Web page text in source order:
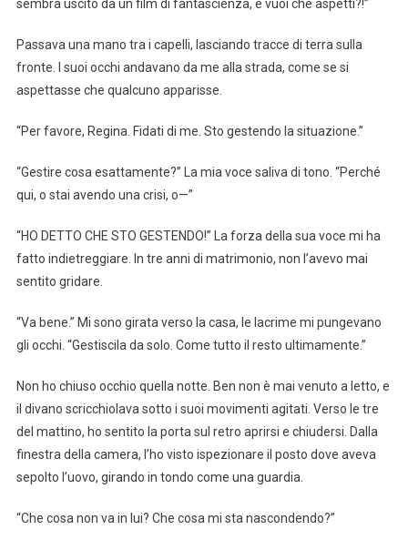
sembra uscito da un film di fantascienza, e vuoi che aspetti?!”
Passava una mano tra i capelli, lasciando tracce di terra sulla
fronte. I suoi occhi andavano da me alla strada, come se si
aspettasse che qualcuno apparisse.
“Per favore, Regina. Fidati di me. Sto gestendo la situazione.”
“Gestire cosa esattamente?” La mia voce saliva di tono. “Perché
qui, o stai avendo una crisi, o—”
“HO DETTO CHE STO GESTENDO!” La forza della sua voce mi ha
fatto indietreggiare. In tre anni di matrimonio, non l’avevo mai
sentito gridare.
“Va bene.” Mi sono girata verso la casa, le lacrime mi pungevano
gli occhi. “Gestiscila da solo. Come tutto il resto ultimamente.”
Non ho chiuso occhio quella notte. Ben non è mai venuto a letto, e
il divano scricchiolava sotto i suoi movimenti agitati. Verso le tre
del mattino, ho sentito la porta sul retro aprirsi e chiudersi. Dalla
finestra della camera, l’ho visto ispezionare il posto dove aveva
sepolto l’uovo, girando in tondo come una guardia.
“Che cosa non va in lui? Che cosa mi sta nascondendo?”